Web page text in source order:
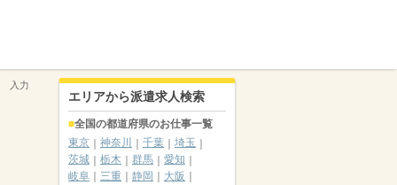
入力
エリアから派遣求人検索
全国の都道府県のお仕事一覧
東京
神奈川 千葉
埼玉
茨城
栃木 群馬
愛知
岐阜
三重 静岡
大阪